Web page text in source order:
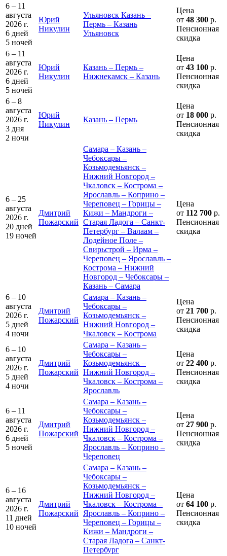
6 – 11
августа
2026 г.
6 дней
5 ночей
Юрий
Никулин
Ульяновск Казань –
Пермь – Казань
Ульяновск
Цена
от 48 300 р.
Пенсионная
скидка
6 – 11
августа
2026 г.
6 дней
5 ночей
Юрий
Никулин
Казань – Пермь –
Нижнекамск – Казань
Цена
от 43 100 р.
Пенсионная
скидка
6 – 8
августа
2026 г.
3 дня
2 ночи
Юрий
Никулин
Казань – Пермь
Цена
от 18 000 р.
Пенсионная
скидка
6 – 25
августа
2026 г.
20 дней
19 ночей
Дмитрий
Пожарский
Самара – Казань –
Чебоксары –
Козьмодемьянск –
Нижний Новгород –
Чкаловск – Кострома –
Ярославль – Коприно –
Череповец – Горицы –
Кижи – Мандроги –
Старая Ладога – Санкт-
Петербург – Валаам –
Лодейное Поле –
Свирьстрой – Ирма –
Череповец – Ярославль –
Кострома – Нижний
Новгород – Чебоксары –
Казань – Самара
Цена
от 112 700 р.
Пенсионная
скидка
6 – 10
августа
2026 г.
5 дней
4 ночи
Дмитрий
Пожарский
Самара – Казань –
Чебоксары –
Козьмодемьянск –
Нижний Новгород –
Чкаловск – Кострома
Цена
от 21 700 р.
Пенсионная
скидка
6 – 10
августа
2026 г.
5 дней
4 ночи
Дмитрий
Пожарский
Самара – Казань –
Чебоксары –
Козьмодемьянск –
Нижний Новгород –
Чкаловск – Кострома –
Ярославль
Цена
от 22 400 р.
Пенсионная
скидка
6 – 11
августа
2026 г.
6 дней
5 ночей
Дмитрий
Пожарский
Самара – Казань –
Чебоксары –
Козьмодемьянск –
Нижний Новгород –
Чкаловск – Кострома –
Ярославль – Коприно –
Череповец
Цена
от 27 900 р.
Пенсионная
скидка
6 – 16
августа
2026 г.
11 дней
10 ночей
Дмитрий
Пожарский
Самара – Казань –
Чебоксары –
Козьмодемьянск –
Нижний Новгород –
Чкаловск – Кострома –
Ярославль – Коприно –
Череповец – Горицы –
Кижи – Мандроги –
Старая Ладога – Санкт-
Петербург
Цена
от 64 100 р.
Пенсионная
скидка